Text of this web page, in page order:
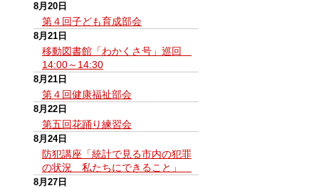
8月20日
第４回子ども育成部会
8月21日
移動図書館「わかくさ号」巡回
14:00～14:30
8月21日
第４回健康福祉部会
8月22日
第五回花踊り練習会
8月24日
防犯講座「統計で見る市内の犯罪
の状況 私たちにできること」
8月27日